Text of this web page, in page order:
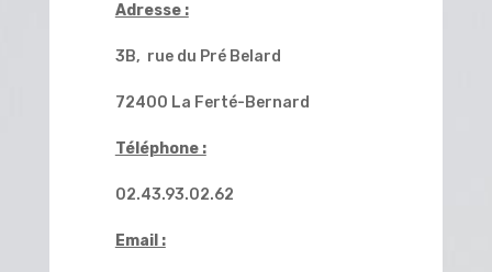
Adresse :
3B, rue du Pré Belard
72400 La Ferté-Bernard
Téléphone :
02.43.93.02.62
Email :